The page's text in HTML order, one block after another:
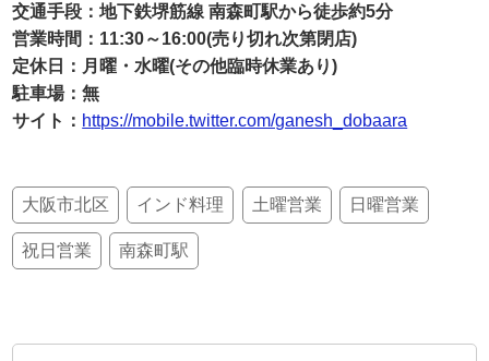
交通手段：地下鉄堺筋線 南森町駅から徒歩約5分
営業時間：11:30～16:00(売り切れ次第閉店)
定休日：月曜・水曜(その他臨時休業あり)
駐車場：無
サイト： https://mobile.twitter.com/ganesh_dobaara
大阪市北区 インド料理 土曜営業 日曜営業
祝日営業 南森町駅